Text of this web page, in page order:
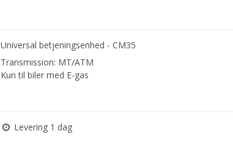
Universal betjeningsenhed - CM35
Transmission: MT/ATM
Kun til biler med E-gas
Levering 1 dag